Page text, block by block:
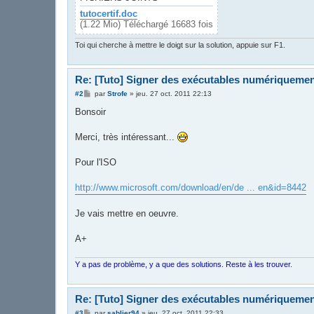
tutocertif.doc
(1.22 Mio) Téléchargé 16683 fois
Toi qui cherche à mettre le doigt sur la solution, appuie sur F1.
Re: [Tuto] Signer des exécutables
#2
M
s
g
parStrofe» jeu. 27 oct. 2011 22:13
Bonsoir
Merci, très intéressant...
Pour l'ISO
http://www.microsoft.com/download/en/de ... en&id=8442
Je vais mettre en oeuvre.
A+
Y a pas de problème, y a que des solutions. Reste à les trouver.
Re: [Tuto] Signer des exécutables
M